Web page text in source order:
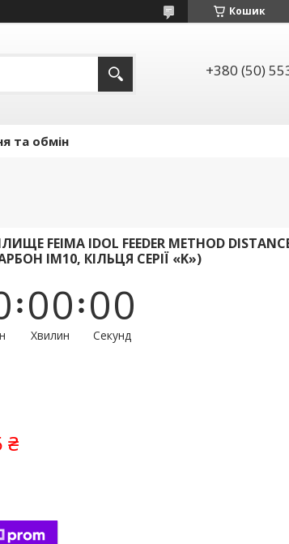
Кошик
+380 (50)
та обмін
FEIMA IDOL FEEDER METHOD
IM10, КІЛЬЦЯ СЕРІЇ «K»)
00
Хвилин
00
Секунд
₴